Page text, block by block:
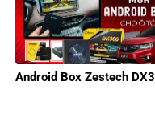
Android Box Zestech